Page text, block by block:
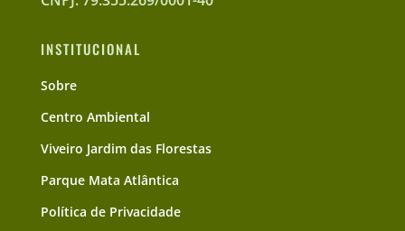
INSTITUCIONAL
Sobre
Centro Ambiental
Viveiro Jardim das Florestas
Parque Mata Atlântica
Política de Privacidade